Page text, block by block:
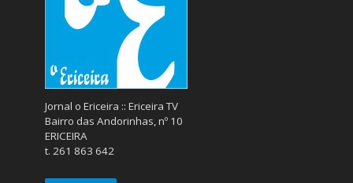
Jornal o Ericeira :: Ericeira TV
Bairro das Andorinhas, nº 10
ERICEIRA
t. 261 863 642